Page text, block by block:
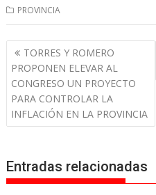
PROVINCIA
Navegación
de
entradas
TORRES Y ROMERO
PROPONEN ELEVAR AL
CONGRESO UN PROYECTO
PARA CONTROLAR LA
INFLACIÓN EN LA PROVINCIA
Entradas relacionadas